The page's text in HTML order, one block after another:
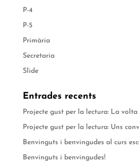
P-4
P-5
Primària
Secretaria
Slide
Entrades recents
Projecte gust per la lectura: La
Projecte gust per la lectura: Uns
Benvinguts i benvingudes al curs
Benvinguts i benvingudes!